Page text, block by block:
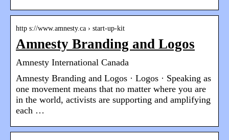
http s://www.amnesty.ca › start-up-kit
Amnesty Branding and Logos
Amnesty International Canada
Amnesty Branding and Logos · Logos · Speaking as
one movement means that no matter where you are
in the world, activists are supporting and amplifying
each …